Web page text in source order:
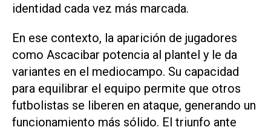
identidad cada vez más marcada.
En ese contexto, la aparición de jugadores
como Ascacibar potencia al plantel y le da
variantes en el mediocampo. Su capacidad
para equilibrar el equipo permite que otros
futbolistas se liberen en ataque, generando un
funcionamiento más sólido. El triunfo ante